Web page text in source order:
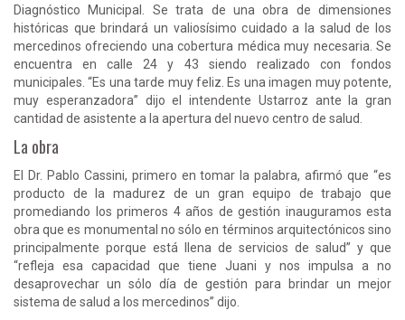
Diagnóstico Municipal. Se trata de una obra de dimensiones
históricas que brindará un valiosísimo cuidado a la salud de los
mercedinos ofreciendo una cobertura médica muy necesaria. Se
encuentra en calle 24 y 43 siendo realizado con fondos
municipales. “Es una tarde muy feliz. Es una imagen muy potente,
muy esperanzadora” dijo el intendente Ustarroz ante la gran
cantidad de asistente a la apertura del nuevo centro de salud.
La obra
El Dr. Pablo Cassini, primero en tomar la palabra, afirmó que “es
producto de la madurez de un gran equipo de trabajo que
promediando los primeros 4 años de gestión inauguramos esta
obra que es monumental no sólo en términos arquitectónicos sino
principalmente porque está llena de servicios de salud” y que
“refleja esa capacidad que tiene Juani y nos impulsa a no
desaprovechar un sólo día de gestión para brindar un mejor
sistema de salud a los mercedinos” dijo.